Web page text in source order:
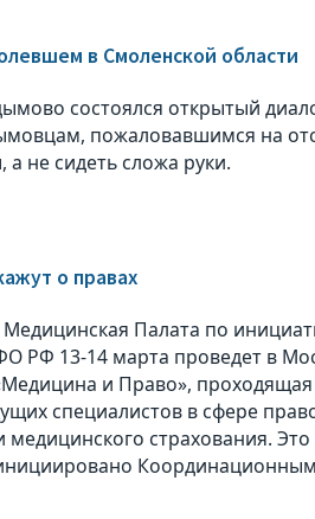
в Смоленской области
состоялся открытый
пожаловавшимся на
а не сидеть сложа руки.
о правах
Палата по
РФ 13-14 марта проведет в
и Право», проходящая
специалистов в сфере
медицинского страхования.